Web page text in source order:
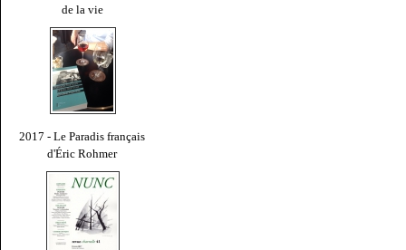
de la vie
2017 - Le Paradis français
d'Éric Rohmer